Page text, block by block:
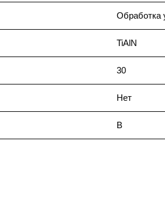
Обработка
TiAlN
30
Нет
B